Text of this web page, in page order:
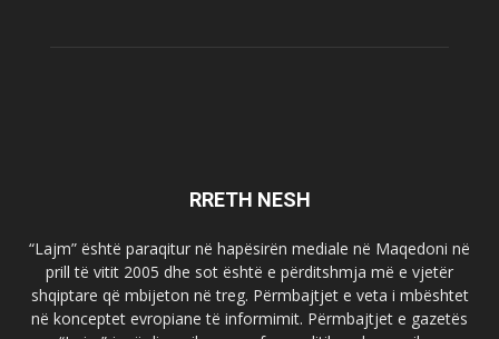
RRETH NESH
“Lajm” është paraqitur në hapësirën mediale në Maqedoni në
prill të vitit 2005 dhe sot është e përditshmja më e vjetër
shqiptare që mbijeton në treg. Përmbajtjet e veta i mbështet
në konceptet evropiane të informimit. Përmbajtjet e gazetës